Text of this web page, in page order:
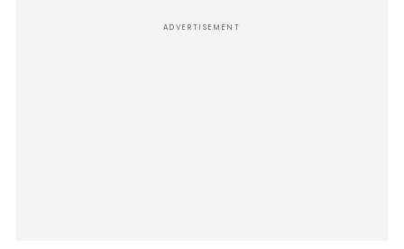
ADVERTISEMENT